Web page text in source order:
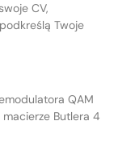
CV,
Twoje
QAM
Butlera 4